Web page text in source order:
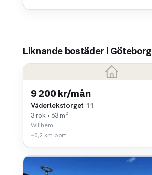
Liknande bostäder i Göteborg
9 200 kr/mån
Väderlekstorget 11
3 rok • 63 m²
Willhem
~0,2 km bort